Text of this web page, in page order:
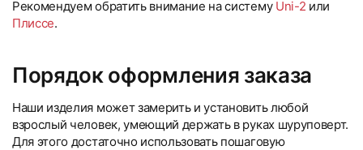
Рекомендуем обратить внимание на систему Uni-2 или
Плиссе.
Порядок оформления заказа
Наши изделия может замерить и установить любой
взрослый человек, умеющий держать в руках шуруповерт.
Для этого достаточно использовать пошаговую